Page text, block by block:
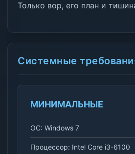
Только вор, его план и
Системные
МИНИМАЛЬНЫЕ
ОС: Windows 7
Процессор: Intel Core i3-6100